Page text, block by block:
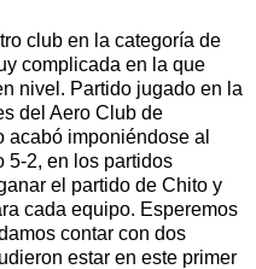
club en la categoría de
complicada en la que
nivel. Partido jugado en la
del Aero Club de
imponiéndose al
5-2, en los partidos
el partido de Chito y
cada equipo. Esperemos
contar con dos
estar en este primer